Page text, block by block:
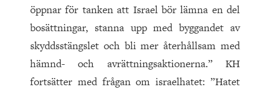
öppnar för tanken att Israel bör lämna en del
bosättningar, stanna upp med byggandet av
skyddsstängslet och bli mer återhållsam med
hämnd- och avrättningsaktionerna.” KH
fortsätter med frågan om israelhatet: ”Hatet